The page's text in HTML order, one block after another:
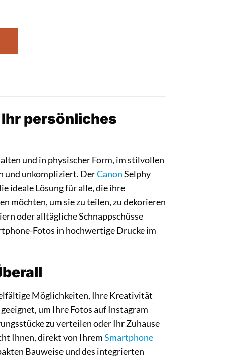
persönliches
und in physischer Form, im stilvollen
und unkompliziert. DerCanonSelphy
ideale Lösung für alle, die ihre
möchten, um sie zu teilen, zu dekorieren
oder alltägliche Schnappschüsse
Fotos in hochwertige Drucke im
Möglichkeiten, Ihre Kreativität
um Ihre Fotos auf Instagram
zu verteilen oder Ihr Zuhause
Ihnen, direkt von IhremSmartphone
Bauweise und des integrierten